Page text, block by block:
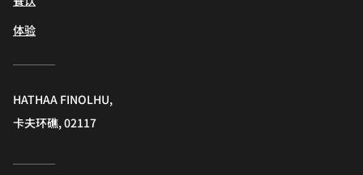
体验
HATHAA FINOLHU,
卡夫环礁, 02117